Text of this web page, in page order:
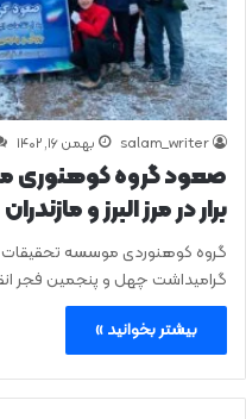
salam_writer بهمن ۱۶, ۱۴۰۲
صعود گروه كوهنوری
برار در مرز البرز و مازندران
گروه کوهنوردی موسسه
گرامیداشت چهل و پنجمین فجر
بیشتر بخوانید »